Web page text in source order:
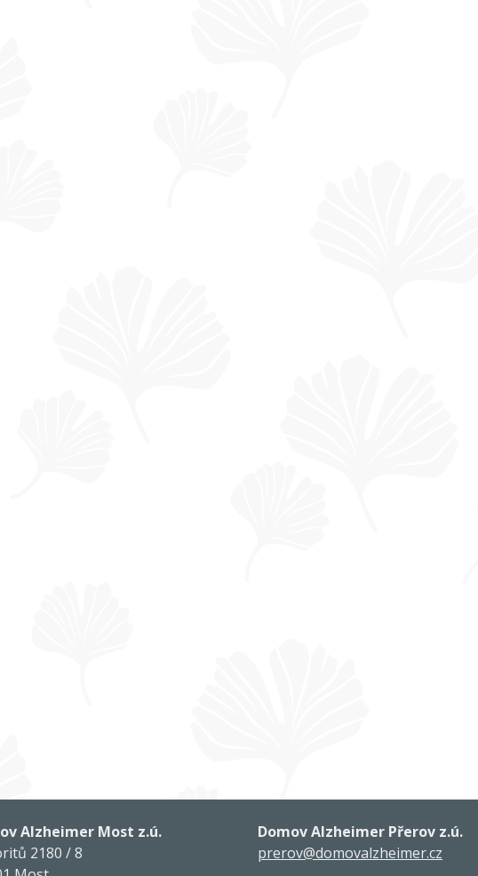
Alzheimer Most z.ú.
2180 / 8
Domov Alzheimer Přerov z.ú.
prerov@domovalzheimer.cz